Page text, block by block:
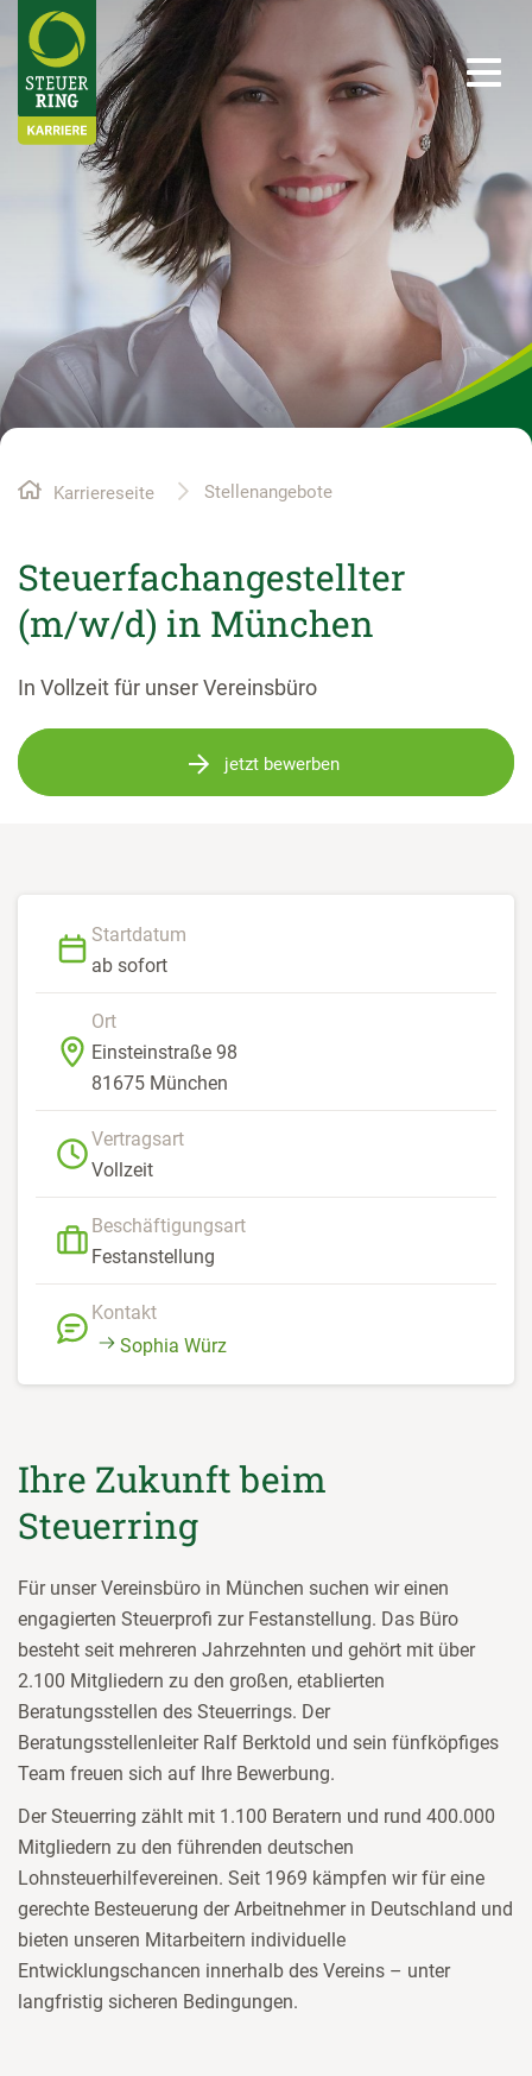
Stellenangebote
Ihre Möglichkeiten
Ihre Vorteile
Über uns
Karriereseite Stellenangebote
Steuerfachangestellter
(m/w/d) in München
In Vollzeit für unser Vereinsbüro
jetzt bewerben
Startdatum
ab sofort
Ort
Einsteinstraße 98
81675 München
Vertragsart
Vollzeit
Beschäftigungsart
Festanstellung
Kontakt
Sophia Würz
Ihre Zukunft beim
Steuerring
Für unser Vereinsbüro in München suchen wir einen
engagierten Steuerprofi zur Festanstellung. Das Büro
besteht seit mehreren Jahrzehnten und gehört mit über
2.100 Mitgliedern zu den großen, etablierten
Beratungsstellen des Steuerrings. Der
Beratungsstellenleiter Ralf Berktold und sein fünfköpfiges
Team freuen sich auf Ihre Bewerbung.
Der Steuerring zählt mit 1.100 Beratern und rund 400.000
Mitgliedern zu den führenden deutschen
Lohnsteuerhilfevereinen. Seit 1969 kämpfen wir für eine
gerechte Besteuerung der Arbeitnehmer in Deutschland und
bieten unseren Mitarbeitern individuelle
Entwicklungschancen innerhalb des Vereins – unter
langfristig sicheren Bedingungen.